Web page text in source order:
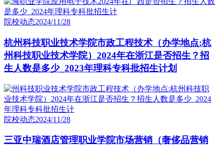
院校动态2024/11/28
杭州科技职业技术学院市政工程技术（办学地点:杭
州科技职业技术学院）2024年在浙江是否招生？招
生人数是多少_2023年理科专科批招生计划
院校动态2024/11/28
三亚中瑞酒店管理职业学院市场营销（奢侈品营销